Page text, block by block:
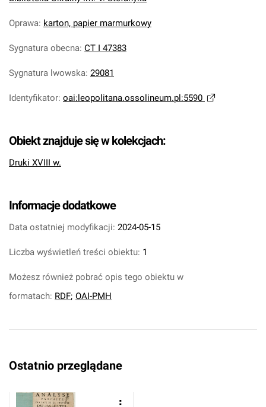
Oprawa: karton, papier marmurkowy
Sygnatura obecna: CT I 47383
Sygnatura lwowska: 29081
Identyfikator: oai:leopolitana.ossolineum.pl:5590
Obiekt znajduje się w kolekcjach:
Druki XVIII w.
Informacje dodatkowe
Data ostatniej modyfikacji: 2024-05-15
Liczba wyświetleń treści obiektu: 1
Możesz również pobrać opis tego obiektu w
formatach: RDF; OAI-PMH
Ostatnio przeglądane